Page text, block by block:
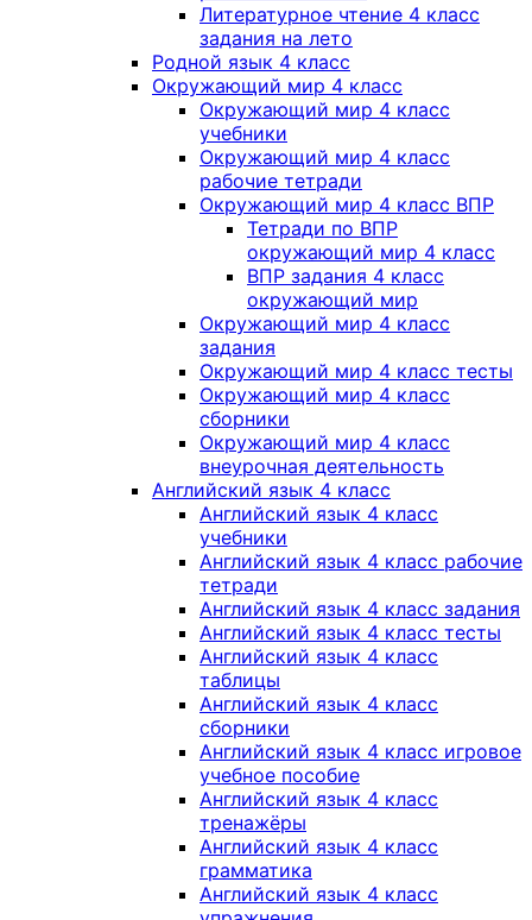
Литературное чтение 4 класс
задания на лето
Родной язык 4 класс
Окружающий мир 4 класс
Окружающий мир 4 класс
учебники
Окружающий мир 4 класс
рабочие тетради
Окружающий мир 4 класс ВПР
Тетради по ВПР
окружающий мир 4 класс
ВПР задания 4 класс
окружающий мир
Окружающий мир 4 класс
задания
Окружающий мир 4 класс тесты
Окружающий мир 4 класс
сборники
Окружающий мир 4 класс
внеурочная деятельность
Английский язык 4 класс
Английский язык 4 класс
учебники
Английский язык 4 класс рабочие
тетради
Английский язык 4 класс задания
Английский язык 4 класс тесты
Английский язык 4 класс
таблицы
Английский язык 4 класс
сборники
Английский язык 4 класс игровое
учебное пособие
Английский язык 4 класс
тренажёры
Английский язык 4 класс
грамматика
Английский язык 4 класс